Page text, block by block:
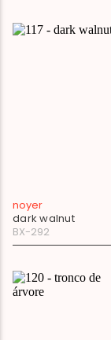
noyer
dark walnut
BX-292